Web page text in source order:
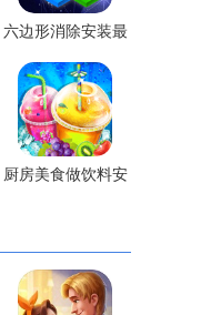
六边形消除安装最
新版
厨房美食做饮料安